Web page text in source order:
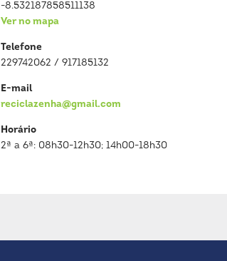
-8.532187858511138
Ver no mapa
Telefone
229742062 / 917185132
E-mail
reciclazenha@gmail.com
Horário
2ª a 6ª: 08h30-12h30; 14h00-18h30